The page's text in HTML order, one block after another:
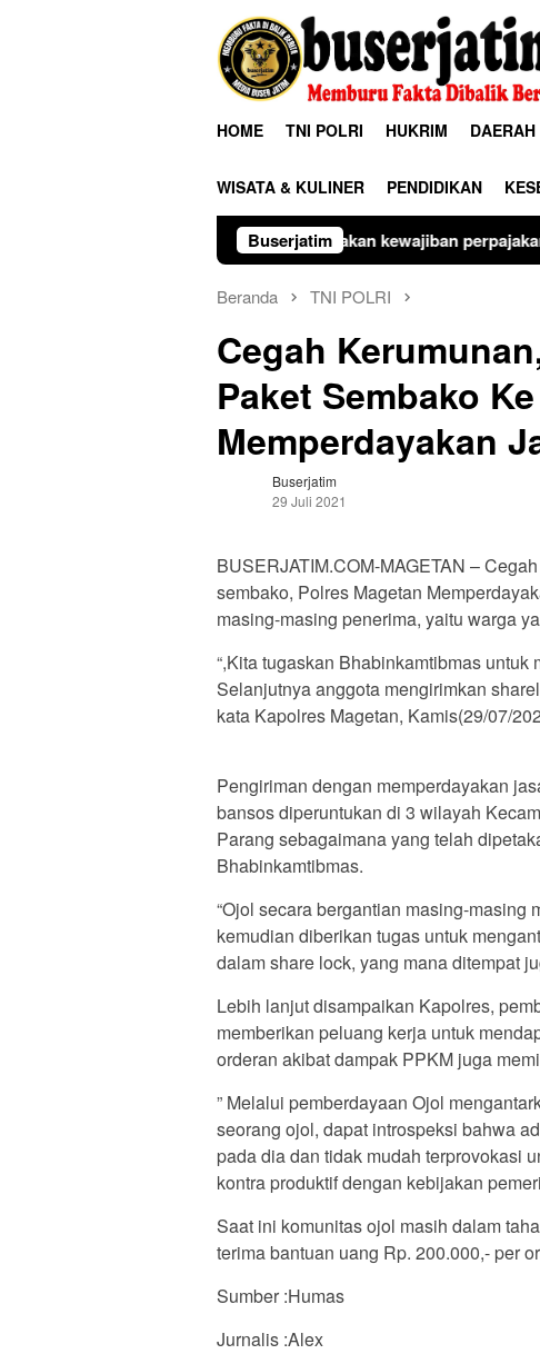
HOME TNI POLRI HUKRIM DAERAH
WISATA & KULINER PENDIDIKAN
Buserjatim
telah melaksanakan kewajiban perpajakan daerah tepat waktu
Beranda TNI POLRI
Cegah
Paket Sembako
Memperdayakan
Buserjatim
29 Juli 2021
BUSERJATIM.COM-MAGETAN –
sembako, Polres Magetan
masing-masing penerima, yaitu warga
“,Kita tugaskan Bhabinkamtibmas
Selanjutnya anggota mengirimkan
kata Kapolres Magetan, Kamis(29/07/
Pengiriman dengan memperdayakan
bansos diperuntukan di 3 wilayah
Parang sebagaimana yang telah
Bhabinkamtibmas.
“Ojol secara bergantian masing-masing
kemudian diberikan tugas untuk
dalam share lock, yang mana ditempat
Lebih lanjut disampaikan Kapolres,
memberikan peluang kerja untuk
orderan akibat dampak PPKM juga
” Melalui pemberdayaan Ojol
seorang ojol, dapat introspeksi bahwa
pada dia dan tidak mudah terprovokasi
kontra produktif dengan kebijakan
Saat ini komunitas ojol masih dalam
terima bantuan uang Rp. 200.000,- per
Sumber :Humas
Jurnalis :Alex